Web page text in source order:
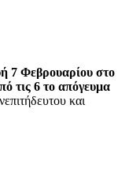
7 Φεβρουαρίου στο
τις 6 το απόγευμα
και